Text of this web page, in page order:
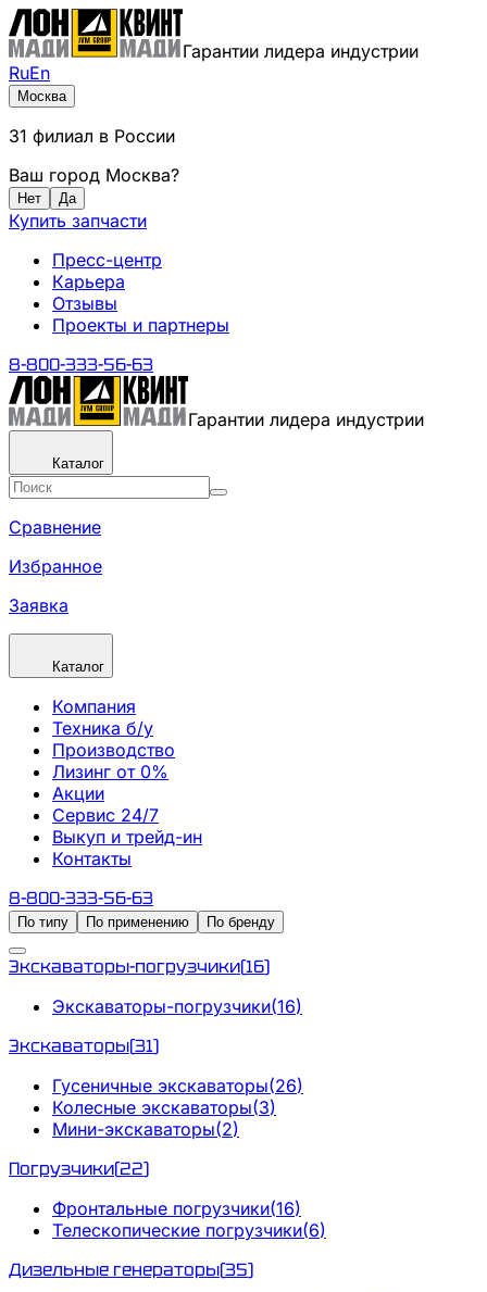
Гарантии лидера индустрии
RuEn
Москва
31 филиал в России
Ваш город Москва?
Нет Да
Купить запчасти
Пресс-центр
Карьера
Отзывы
Проекты и партнеры
8-800-333-56-63
Гарантии лидера индустрии
Каталог
Сравнение
Избранное
Заявка
Каталог
Компания
Техника б/у
Производство
Лизинг от 0%
Акции
Сервис 24/7
Выкуп и трейд-ин
Контакты
8-800-333-56-63
По типу По применению По бренду
Экскаваторы-погрузчики(16)
Экскаваторы-погрузчики(16)
Экскаваторы(31)
Гусеничные экскаваторы(26)
Колесные экскаваторы(3)
Мини-экскаваторы(2)
Погрузчики(22)
Фронтальные погрузчики(16)
Телескопические погрузчики(6)
Дизельные генераторы(35)